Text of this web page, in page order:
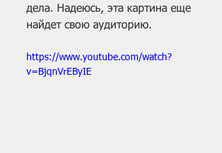
дела. Надеюсь, эта картина еще
найдет свою аудиторию.
https://www.youtube.com/watch?
v=BjqnVrEByIE